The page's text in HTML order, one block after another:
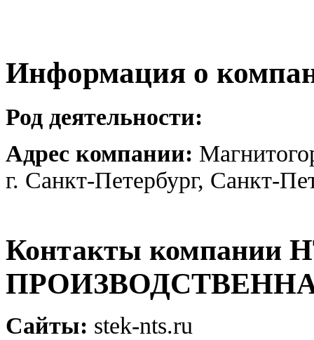
Информация о
Род деятельности:
Адрес компании:
г. Санкт-Петербург, Санкт-
Контакты
Сайты: stek-nts.ru